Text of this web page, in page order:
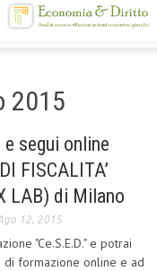
2015
segui online
FISCALITA’
LAB) di Milano
12, 2015
"Ce.S.E.D." e potrai
di formazione online e ad